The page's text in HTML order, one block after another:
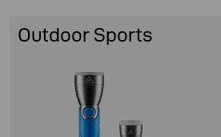
Outdoor Sports